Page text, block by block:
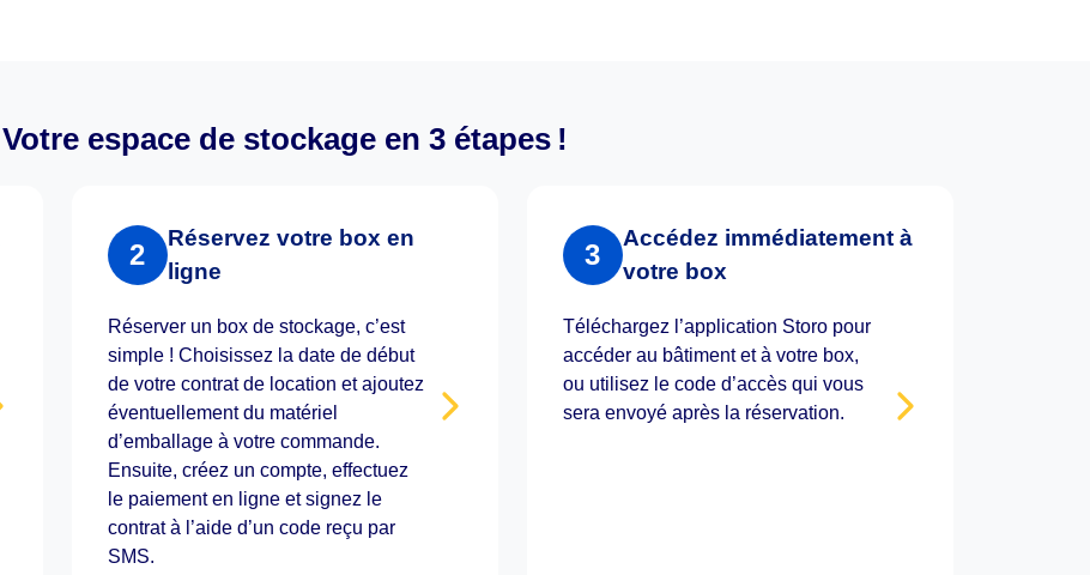
Votre espace de stockage en 3 étapes !
2
Réservez votre box en
ligne
Réserver un box de stockage, c’est
simple ! Choisissez la date de début
de votre contrat de location et ajoutez
éventuellement du matériel
d’emballage à votre commande.
Ensuite, créez un compte, effectuez
le paiement en ligne et signez le
contrat à l’aide d’un code reçu par
SMS.
3
Accédez immédiatement à
votre box
Téléchargez l’application Storo pour
accéder au bâtiment et à votre box,
ou utilisez le code d’accès qui vous
sera envoyé après la réservation.